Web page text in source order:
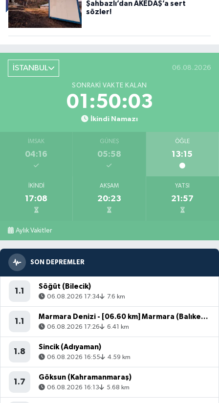
Şahbazlı’dan AKEDAŞ’a sert
sözler!
İSTANBUL 06.08.2026
SONRAKI VAKTE KALAN
01:50:02
İkindi Namazı
İMSAK
04:16
GÜNEŞ
05:58
ÖĞLE
13:15
İKINDI
17:08
AKŞAM
20:23
YATSI
21:57
Aylık Vakitler
SON DEPREMLER
1.1
Söğüt (Bilecik)
06.08.2026 17:34 7.6 km
1.1
Marmara Denizi - [06.60 km] Marmara (Balıkesir)
06.08.2026 17:26 6.41 km
1.8
Sincik (Adıyaman)
06.08.2026 16:55 4.59 km
1.7
Göksun (Kahramanmaraş)
06.08.2026 16:13 5.68 km